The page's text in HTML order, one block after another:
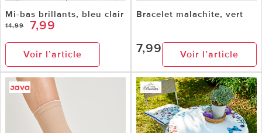
Mi-bas brillants, bleu clair
14,99 7,99
Voir l’article
Bracelet malachite, vert
7,99 Voir l’article